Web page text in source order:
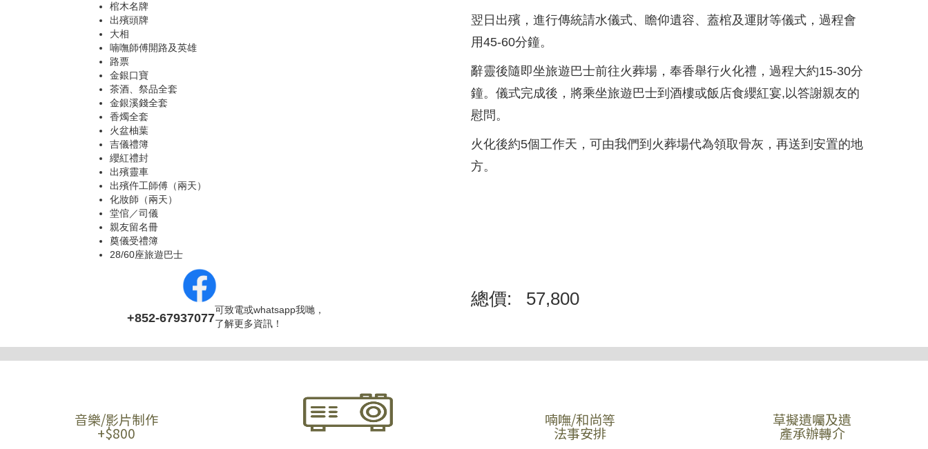
棺木名牌
出殯頭牌
大相
喃嘸師傅開路及英雄
路票
金銀口寶
茶酒、祭品全套
金銀溪錢全套
香燭全套
火盆柚葉
吉儀禮簿
纓紅禮封
出殯靈車
出殯仵工師傅（兩天）
化妝師（兩天）
堂倌／司儀
親友留名冊
奠儀受禮簿
28/60座旅遊巴士
+852-67937077
可致電或whatsapp我哋，
了解更多資訊！
翌日出殯，進行傳統請水儀式、瞻仰遺容、蓋棺及運財等儀式，過程會
用45-60分鐘。
辭靈後隨即坐旅遊巴士前往火葬場，奉香舉行火化禮，過程大約15-30分
鐘。儀式完成後，將乘坐旅遊巴士到酒樓或飯店食纓紅宴,以答謝親友的
慰問。
火化後約5個工作天，可由我們到火葬場代為領取骨灰，再送到安置的地
方。
總價: 57,800
音樂/影片制作
+$800
喃嘸/和尚等
法事安排
草擬遺囑及遺
產承辦轉介